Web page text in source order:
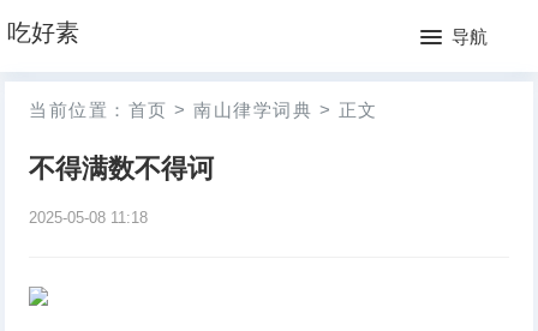
吃好素 导航
网
站
月
当前位置： 首页 > 南山律学词典 > 正文
不得满数不得诃
2025-05-08 11:18